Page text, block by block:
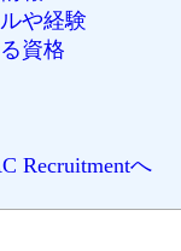
や経験
資格
Recruitmentへ